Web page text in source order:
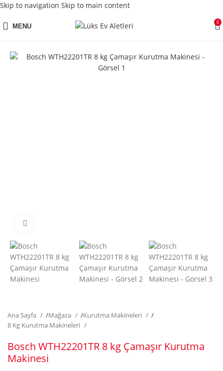
Skip to navigation Skip to main content
MENU 0
Ana Sayfa /Mağaza /Kurutma Makineleri
/
8 Kg Kurutma Makineleri
Bosch WTH22201TR 8 kg Çamaşır Kurutma
Makinesi